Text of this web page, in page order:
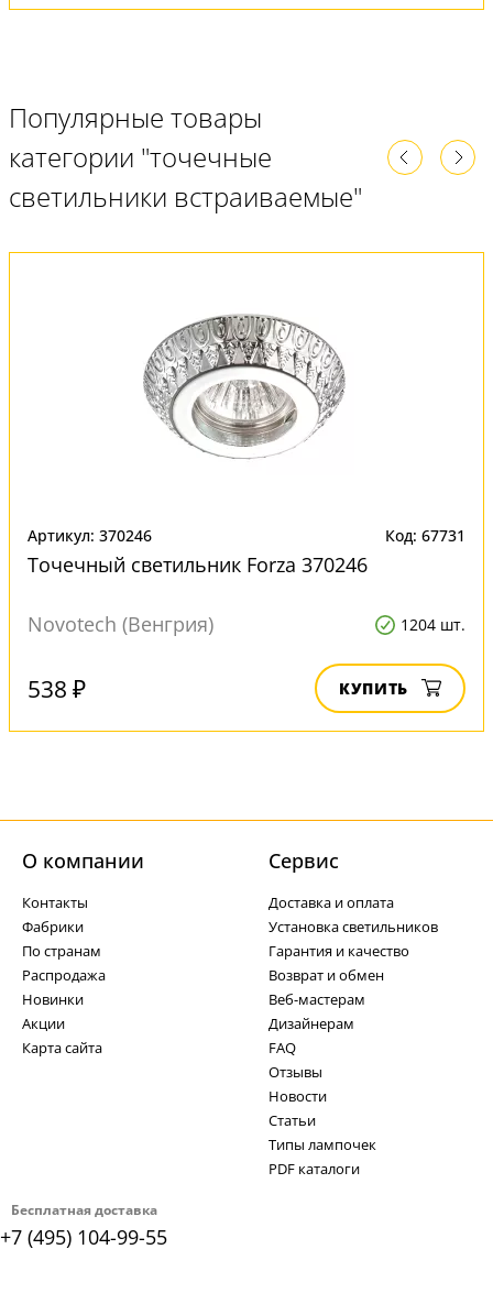
Популярные товары
категории "точечные
светильники встраиваемые"
Артикул: 370246 Код: 67731
Точечный светильник Forza 370246
Novotech (Венгрия) 1204 шт.
538 ₽ КУПИТЬ
Бесплатная доставка
+7 (495) 104-99-55
О компании
Контакты
Фабрики
По странам
Распродажа
Новинки
Акции
Карта сайта
Cервис
Доставка и оплата
Установка светильников
Гарантия и качество
Возврат и обмен
Веб-мастерам
Дизайнерам
FAQ
Отзывы
Новости
Статьи
Типы лампочек
PDF каталоги